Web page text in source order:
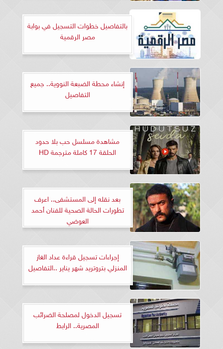
بالتفاصيل خطوات التسجيل في بوابة
مصر الرقمية
إنشاء محطة الضبعة النووية.. جميع
التفاصيل
مشاهدة مسلسل حب بلا حدود
الحلقة 17 كاملة مترجمة HD
بعد نقله إلى المستشفى.. اعرف
تطورات الحالة الصحية للفنان أحمد
العوضي
إجراءات تسجيل قراءة عداد الغاز
المنزلي بتروتريد شهر يناير ..التفاصيل
تسجيل الدخول لمصلحة الضرائب
المصرية.. الرابط